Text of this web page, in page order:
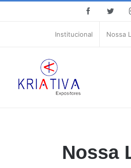
facebook
Institucional Nossa
Nossa